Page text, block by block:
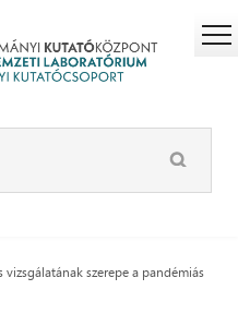
vizsgálatának szerepe a pandémiás